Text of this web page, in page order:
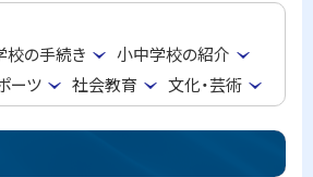
校の手続き
小中学校の紹介
ーツ 社会教育 文化・芸術